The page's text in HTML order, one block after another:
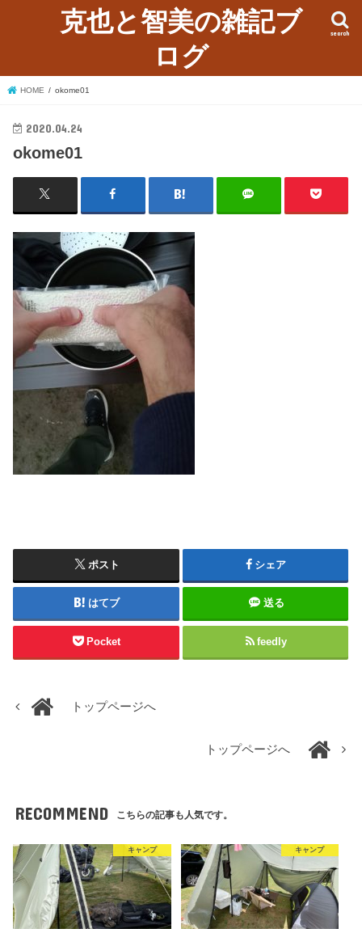
克也と智美の雑記ブ
ログ
search
HOME okome01
2020.04.24
okome01
ポスト シェア
はてブ 送る
Pocket feedly
トップページへ
トップページへ
RECOMMEND こちらの記事も人気です。
キャンプ キャンプ